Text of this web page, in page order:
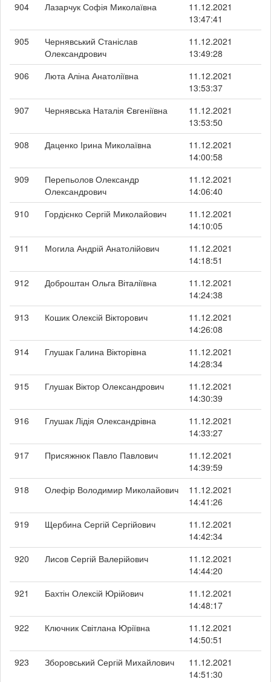
904
Лазарчук Софія Миколаївна
11.12.2021
13:47:41
905
Чернявський Станіслав
Олександрович
11.12.2021
13:49:28
906
Люта Аліна Анатоліївна
11.12.2021
13:53:37
907
Чернявська Наталія Євгеніївна
11.12.2021
13:53:50
908
Даценко Ірина Миколаївна
11.12.2021
14:00:58
909
Перепьолов Олександр
Олександрович
11.12.2021
14:06:40
910
Гордієнко Сергій Миколайович
11.12.2021
14:10:05
911
Могила Андрій Анатолійович
11.12.2021
14:18:51
912
Доброштан Ольга Віталіївна
11.12.2021
14:24:38
913
Кошик Олексій Вікторович
11.12.2021
14:26:08
914
Глушак Галина Вікторівна
11.12.2021
14:28:34
915
Глушак Віктор Олександрович
11.12.2021
14:30:39
916
Глушак Лідія Олександрівна
11.12.2021
14:33:27
917
Присяжнюк Павло Павлович
11.12.2021
14:39:59
918
Олефір Володимир Миколайович
11.12.2021
14:41:26
919
Щербина Сергій Сергійович
11.12.2021
14:42:34
920
Лисов Сергій Валерійович
11.12.2021
14:44:20
921
Бахтін Олексій Юрійович
11.12.2021
14:48:17
922
Ключник Світлана Юріївна
11.12.2021
14:50:51
923
Зборовський Сергій Михайлович
11.12.2021
14:51:30